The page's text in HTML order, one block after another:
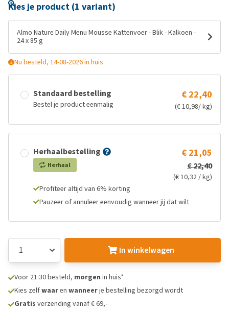
Kies je product (1 variant)
Almo Nature Daily Menu Mousse Kattenvoer - Blik - Kalkoen -
24 x 85 g
Nu besteld, 14-08-2026 in huis
Standaard bestelling
Bestel je product eenmalig
€ 22,40
(€ 10,98/ kg)
Herhaalbestelling
Herhaal
€ 21,05
€ 22,40
(€ 10,32 / kg)
Profiteer altijd van 6% korting
Pauzeer of annuleer eenvoudig wanneer jij dat wilt
In winkelwagen
Voor 21:30 besteld, morgen in huis*
Kies zelfwaaren wanneerje bestelling bezorgd wordt
Gratis verzending vanaf € 69,-